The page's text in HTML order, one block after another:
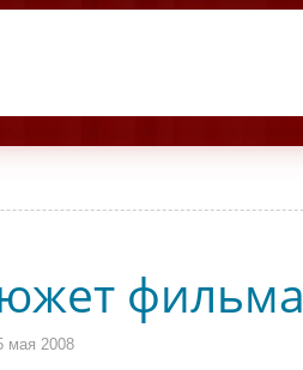
фильма
мая 2008